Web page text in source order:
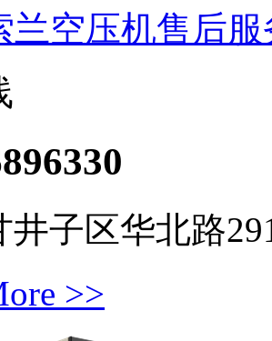
兰空压机售后服
井子区华北路
>>